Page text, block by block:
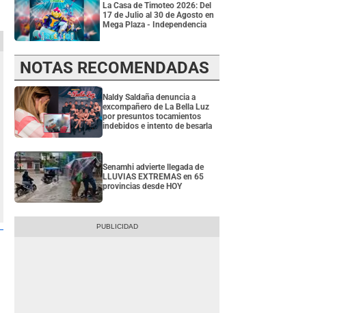
La Casa de Timoteo 2026: Del
17 de Julio al 30 de Agosto en
Mega Plaza - Independencia
NOTAS RECOMENDADAS
Naldy Saldaña denuncia a
excompañero de La Bella Luz
por presuntos tocamientos
indebidos e intento de besarla
Senamhi advierte llegada de
LLUVIAS EXTREMAS en 65
provincias desde HOY